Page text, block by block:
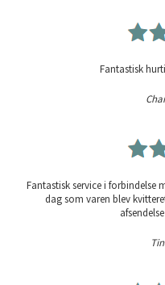
Fantastisk
Fantastisk service i forbindelse
dag som varen blev